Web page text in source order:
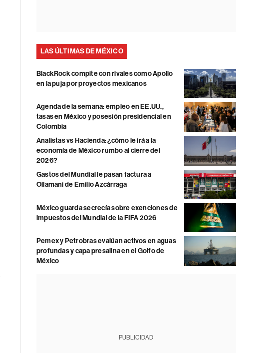
LAS ÚLTIMAS DE MÉXICO
BlackRock compite con rivales como Apollo
en la puja por proyectos mexicanos
Agenda de la semana: empleo en EE.UU.,
tasas en México y posesión presidencial en
Colombia
Analistas vs Hacienda: ¿cómo le irá a la
economía de México rumbo al cierre del
2026?
Gastos del Mundial le pasan factura a
Ollamani de Emilio Azcárraga
México guarda secrecía sobre exenciones de
impuestos del Mundial de la FIFA 2026
Pemex y Petrobras evalúan activos en aguas
profundas y capa presalina en el Golfo de
México
PUBLICIDAD